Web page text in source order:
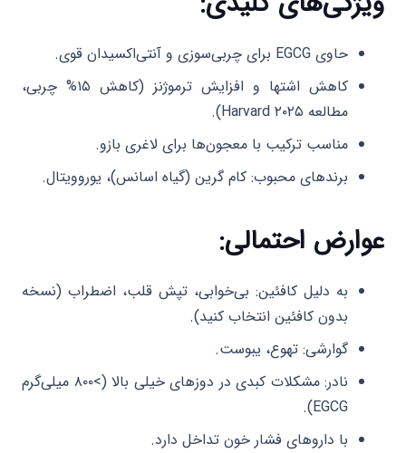
حاوی EGCG برای چربی‌سوزی و آنتی‌اکسیدان قوی.
کاهش اشتها و افزایش ترموژنز (کاهش ۱۵% چربی،
مطالعه Harvard ۲۰۲۵).
مناسب ترکیب با معجون‌ها برای لاغری بازو.
برندهای محبوب: کام گرین (گیاه اسانس)، یوروویتال.
عوارض احتمالی:
به دلیل کافئین: بی‌خوابی، تپش قلب، اضطراب (نسخه
بدون کافئین انتخاب کنید).
گوارشی: تهوع، یبوست.
نادر: مشکلات کبدی در دوزهای خیلی بالا (>۸۰۰ میلی‌گرم
EGCG).
با داروهای فشار خون تداخل دارد.